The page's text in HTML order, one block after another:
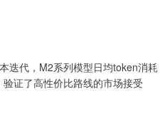
迭代，M2系列模型日均token消耗
证了高性价比路线的市场接受